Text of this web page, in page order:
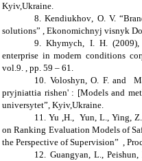
Kyiv,Ukraine.
8. Kendiukhov, O. V. “
solutions” , Ekonomichnyj visnyk
9. Khymych, I. H. (2009),
enterprise in modern conditions
vol.9. , pp. 59 – 61.
10. Voloshyn,O. F.and
pryjniattia rishen' : [Models and
universytet”, Kyiv,Ukraine.
11. Yu ,H., Yun, L., Ying,
on Ranking Evaluation Models of
the Perspective of Supervision” ,
12. Guangyan, L.,